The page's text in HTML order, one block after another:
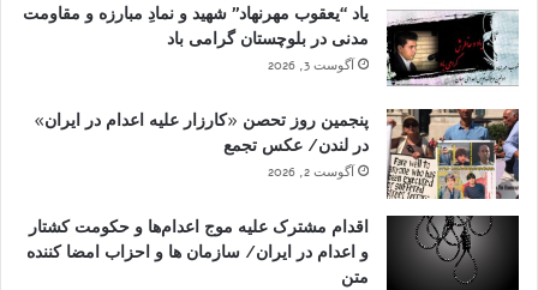
یاد “یعقوب مهرنهاد” شهید و نمادِ مبارزه و مقاومت
مدنی در بلوچستان گرامی باد
آگوست 3, 2026
پنجمین روز تحصن «کارزار علیه اعدام در ایران»
در لندن/ عکس تجمع
آگوست 2, 2026
اقدام مشترک علیه موج اعدام‌ها و حکومت کشتار
و اعدام در ایران/ سازمان ها و احزاب امضا کننده
متن